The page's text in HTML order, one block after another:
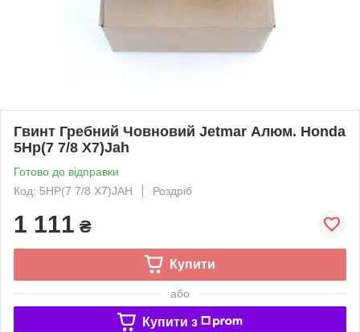
Гвинт Гребний Човновий Jetmar Алюм. Honda
5Hp(7 7/8 X7)Jah
Готово до відправки
Код: 5HP(7 7/8 X7)JAH
Роздріб
1 111 ₴
Купити
або
Купити з